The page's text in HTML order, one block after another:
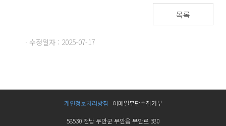
목록
· 수정일자 : 2025-07-17
개인정보처리방침 이메일무단수집거부
58530 전남 무안군 무안읍 무안로 380